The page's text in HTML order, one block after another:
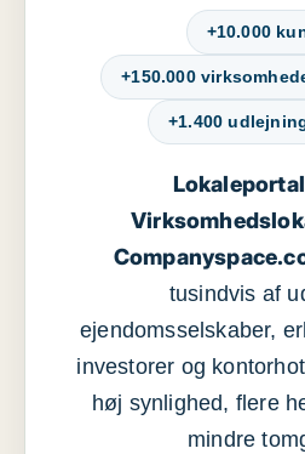
+10.000
+150.000
+1.400
tusindvis af
ejendomsselskaber,
investorer og
høj synlighed, flere
mindre